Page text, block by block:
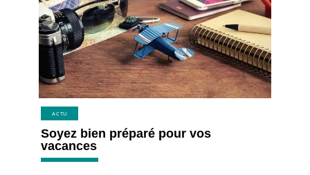
ACTU
Soyez bien préparé pour vos
vacances